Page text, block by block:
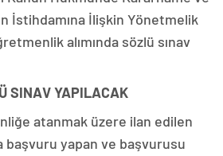
İstihdamına İlişkin Yönetmelik
alımında sözlü sınav
SINAV YAPILACAK
atanmak üzere ilan edilen
başvuru yapan ve başvurusu